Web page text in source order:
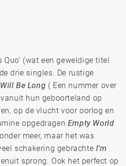
Quo’ (wat een geweldige titel
drie singles. De rustige
Be Long ( Een nummer over
hun geboorteland op
op de vlucht voor oorlog en
opgedragen Empty World
meer, maar het was
schakering gebrachte I’m
sprong. Ook het perfect op